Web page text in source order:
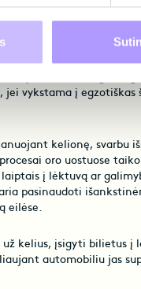
keliais itin
susipažinti su
vykstama į egzotiškas
kelionę, svarbu
oro uostuose
į lėktuvą ar
pasinaudoti
eilėse.
už kelius, įsigyti bilietus į
automobiliu jas